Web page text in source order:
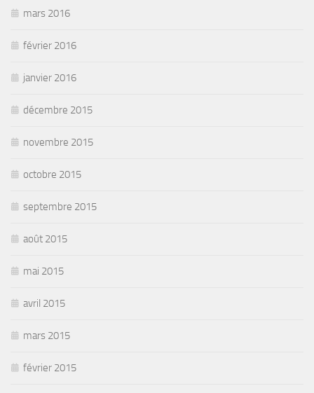
mars 2016
février 2016
janvier 2016
décembre 2015
novembre 2015
octobre 2015
septembre 2015
août 2015
mai 2015
avril 2015
mars 2015
février 2015